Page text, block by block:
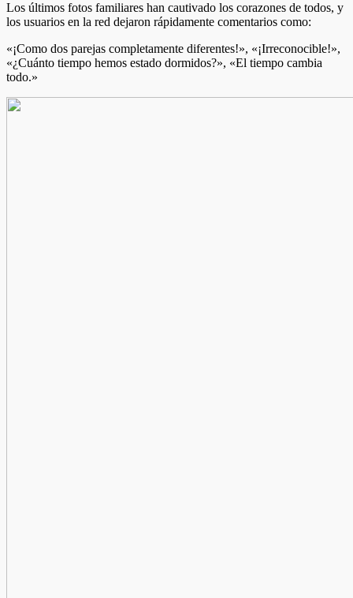
Los últimos fotos familiares han cautivado los corazones de todos, y
los usuarios en la red dejaron rápidamente comentarios como:
«¡Como dos parejas completamente diferentes!», «¡Irreconocible!»,
«¿Cuánto tiempo hemos estado dormidos?», «El tiempo cambia
todo.»